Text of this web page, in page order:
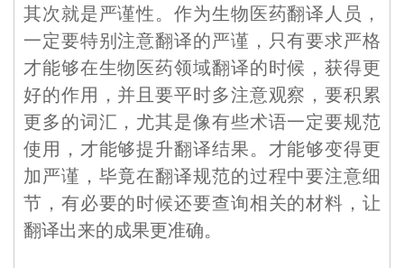
其次就是严谨性。作为生物医药翻译人员，
一定要特别注意翻译的严谨，只有要求严格
才能够在生物医药领域翻译的时候，获得更
好的作用，并且要平时多注意观察，要积累
更多的词汇，尤其是像有些术语一定要规范
使用，才能够提升翻译结果。才能够变得更
加严谨，毕竟在翻译规范的过程中要注意细
节，有必要的时候还要查询相关的材料，让
翻译出来的成果更准确。